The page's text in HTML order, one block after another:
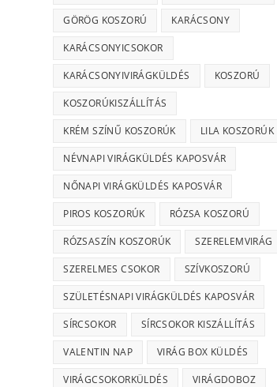
GÖRÖG KOSZORÚ KARÁCSONY
KARÁCSONYICSOKOR
KARÁCSONYIVIRÁGKÜLDÉS KOSZORÚ
KOSZORÚKISZÁLLÍTÁS
KRÉM SZÍNŰ KOSZORÚK LILA KOSZORÚK
NÉVNAPI VIRÁGKÜLDÉS KAPOSVÁR
NŐNAPI VIRÁGKÜLDÉS KAPOSVÁR
PIROS KOSZORÚK RÓZSA KOSZORÚ
RÓZSASZÍN KOSZORÚK SZERELEMVIRÁG
SZERELMES CSOKOR SZÍVKOSZORÚ
SZÜLETÉSNAPI VIRÁGKÜLDÉS KAPOSVÁR
SÍRCSOKOR SÍRCSOKOR KISZÁLLÍTÁS
VALENTIN NAP VIRÁG BOX KÜLDÉS
VIRÁGCSOKORKÜLDÉS VIRÁGDOBOZ